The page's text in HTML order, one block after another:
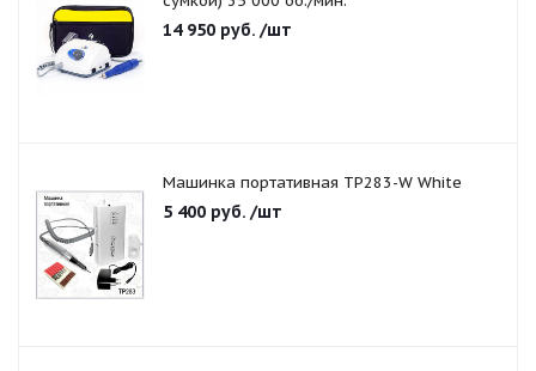
14 950 руб. /шт
Машинка портативная TP283-W White
5 400 руб. /шт